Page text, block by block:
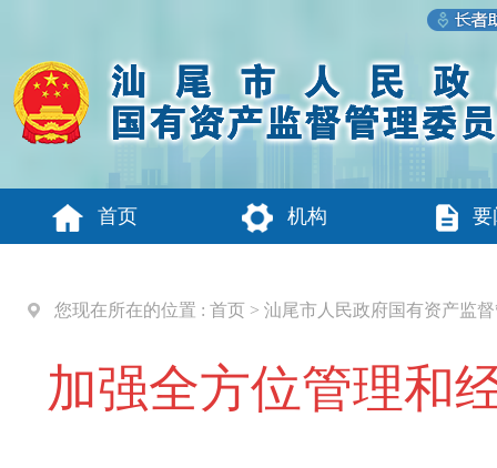
首页 机构 要
您现在所在的位置 : 首页 > 汕尾市人民政府国有资产监
加强全方位管理和